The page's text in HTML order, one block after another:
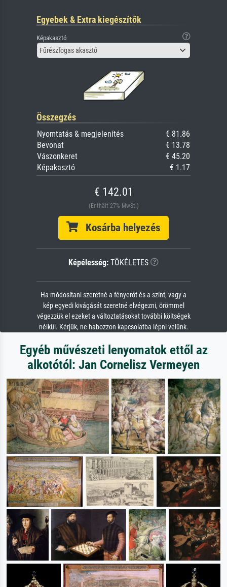
Egyebek & Extra kiegészítők
Képakasztó
Fűrészfogas akasztó
Összegzés
Nyomtatás & megjelenítés
€ 81.86
Bevonat
€ 13.78
Vászonkeret
€ 45.20
Képakasztó
€ 1.17
€ 142.01
(Enthält 27% MwSt.)
Kosárba helyezés
Képélesség: TÖKÉLETES
Ha módosítani szeretné a fényerőt és a színt, vagy a
kép egyedi kivágását szeretné elvégezni, örömmel
végezzük el ezeket a változtatásokat további költségek
nélkül. Kérjük, ne habozzon kapcsolatba lépni velünk.
Egyéb művészeti lenyomatok ettől az
alkotótól: Jan Cornelisz Vermeyen